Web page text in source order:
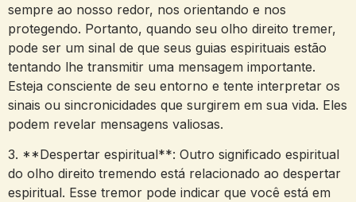
sempre ao nosso⁤ redor, nos orientando‍ e ⁢nos
‌protegendo. Portanto, quando seu‌ olho direito ⁤tremer,
pode ser um sinal de que seus guias espirituais estão
⁢tentando lhe ⁤transmitir uma mensagem importante.
Esteja⁢ consciente de seu ⁤entorno e tente interpretar os
sinais ou sincronicidades que ⁤surgirem em sua vida. Eles
podem revelar mensagens ‍valiosas.
3. ‍**Despertar espiritual**: Outro significado ⁤espiritual
do olho direito tremendo está relacionado ao ‍despertar‍
espiritual.‍ Esse ‍tremor‍ pode ‌indicar que você está‌ em